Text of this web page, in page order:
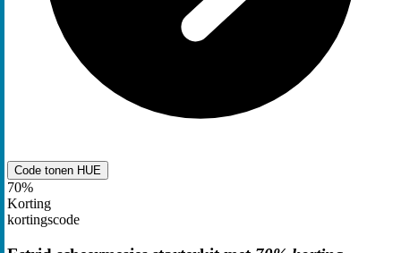
Code tonen HUE
70%
Korting
kortingscode